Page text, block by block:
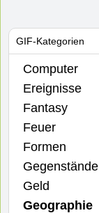
GIF-Kategorien
Computer
Ereignisse
Fantasy
Feuer
Formen
Gegenstände
Geld
Geographie